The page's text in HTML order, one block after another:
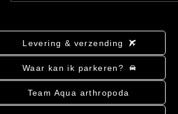
Levering & verzending
Waar kan ik parkeren?
Team Aqua arthropoda